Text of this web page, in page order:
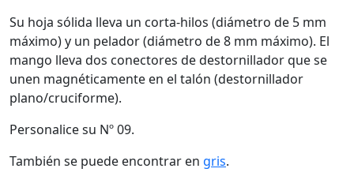
Su hoja sólida lleva un corta-hilos (diámetro de 5 mm
máximo) y un pelador (diámetro de 8 mm máximo). El
mango lleva dos conectores de destornillador que se
unen magnéticamente en el talón (destornillador
plano/cruciforme).
Personalice su Nº 09.
También se puede encontrar en gris.